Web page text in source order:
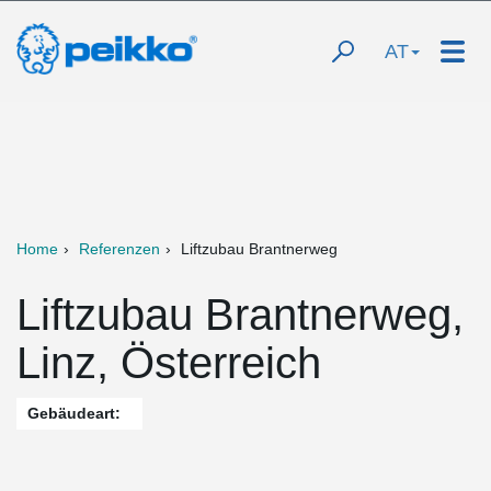
AT
Home Referenzen Liftzubau Brantnerweg
Liftzubau Brantnerweg,
Linz, Österreich
Gebäudeart: